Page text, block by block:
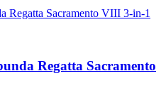
Regatta Sacramento